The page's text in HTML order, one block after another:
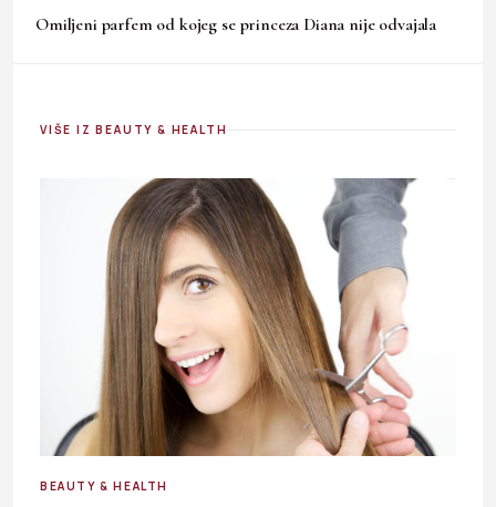
Omiljeni parfem od kojeg se princeza Diana nije odvajala
VIŠE IZ BEAUTY & HEALTH
BEAUTY & HEALTH